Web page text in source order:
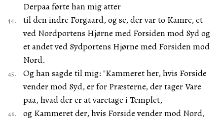
Derpaa førte han mig atter
til den indre Forgaard, og se, der var to Kamre, et
ved Nordportens Hjørne med Forsiden mod Syd og
et andet ved Sydportens Hjørne med Forsiden mod
Nord.
Og han sagde til mig: "Kammeret her, hvis Forside
vender mod Syd, er for Præsterne, der tager Vare
paa, hvad der er at varetage i Templet,
og Kammeret der, hvis Forside vender mod Nord,